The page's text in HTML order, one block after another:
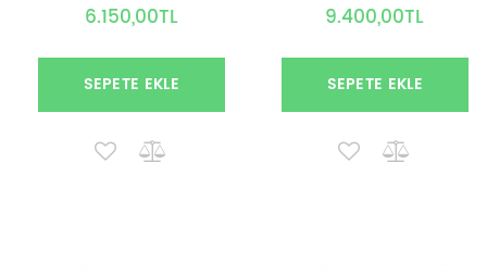
6.150,00TL
SEPETE EKLE
9.400,00TL
SEPETE EKLE